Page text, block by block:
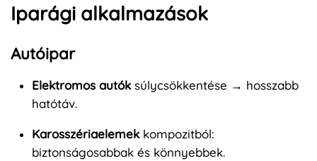
Iparági alkalmazások
Autóipar
Elektromos autóksúlycsökkentése → hosszabb
hatótáv.
Karosszériaelemekkompozitból:
biztonságosabbak és könnyebbek.